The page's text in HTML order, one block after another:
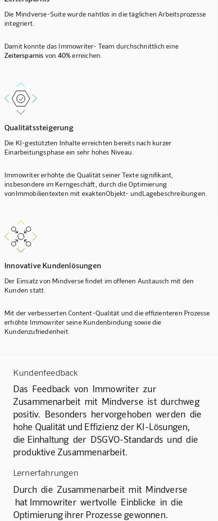
Die Mindverse-Suite wurde nahtlos in die täglichen Arbeitsprozesse
integriert.
Damit konnte das Immowriter- Team durchschnittlich eine
Zeitersparnis von 40%erreichen.
Qualitätssteigerung
Die KI-gestützten Inhalte erreichten bereits nach kurzer
Einarbeitungsphase ein sehr hohes Niveau.
Immowriter erhöhte die Qualität seiner Texte signifikant,
insbesondere im Kerngeschäft, durch die Optimierung
vonImmobilientexten mit exaktenObjekt- undLagebeschreibungen.
Innovative Kundenlösungen
Der Einsatz von Mindverse findet im offenen Austausch mit den
Kunden statt.
Mit der verbesserten Content-Qualität und die effizienteren Prozesse
erhöhte Immowriter seine Kundenbindung sowie die
Kundenzufriedenheit.
Kundenfeedback
Das  Feedback  von  Immowriter  zur
Zusammenarbeit  mit  Mindverse  ist  durchweg
positiv.  Besonders  hervorgehoben  werden  die
hohe Qualität und Effizienz der KI-Lösungen,
die Einhaltung  der  DSGVO-Standards  und  die
produktive Zusammenarbeit.
Lernerfahrungen
Durch  die  Zusammenarbeit  mit  Mindverse
hat Immowriter  wertvolle  Einblicke  in  die
Optimierung ihrer Prozesse gewonnen.